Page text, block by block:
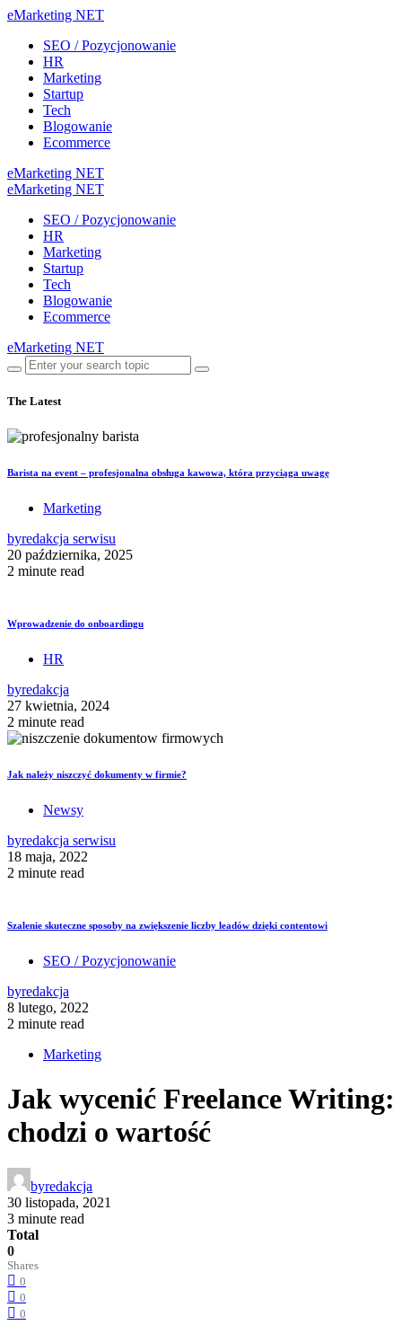
eMarketing NET
SEO / Pozycjonowanie
HR
Marketing
Startup
Tech
Blogowanie
Ecommerce
eMarketing NET
eMarketing NET
SEO / Pozycjonowanie
HR
Marketing
Startup
Tech
Blogowanie
Ecommerce
eMarketing NET
The Latest
Barista na event – profesjonalna obsługa kawowa, która przyciąga uwagę
Marketing
byredakcja serwisu
20 października, 2025
2 minute read
Wprowadzenie do onboardingu
HR
byredakcja
27 kwietnia, 2024
2 minute read
Jak należy niszczyć dokumenty w firmie?
Newsy
byredakcja serwisu
18 maja, 2022
2 minute read
Szalenie skuteczne sposoby na zwiększenie liczby leadów dzięki contentowi
SEO / Pozycjonowanie
byredakcja
8 lutego, 2022
2 minute read
Marketing
Jak wycenić Freelance Writing:
chodzi o wartość
byredakcja
30 listopada, 2021
3 minute read
Total
0
Shares
0
0
0